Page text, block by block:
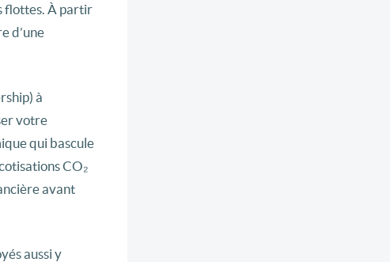
flottes. À partir
d’une
à
votre
qui bascule
CO₂
avant
aussi y